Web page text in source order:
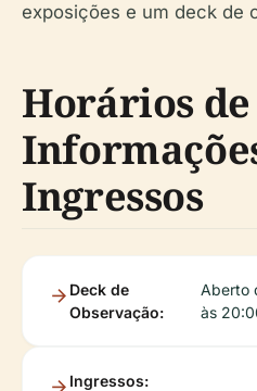
exposições e um deck de
Horários
Ingressos
Deck de
Observação:
Aberto
às
Ingressos: